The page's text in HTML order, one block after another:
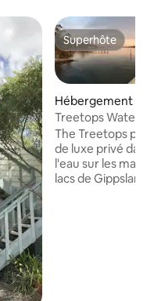
appréciés Superhôte
Superhôte
Hébergement ⋅
Treetops
Jetty Berth
The Treetops
de luxe privé
l'eau sur les
lacs de Gippsland